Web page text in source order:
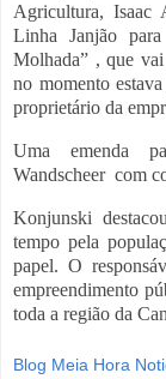
Agricultura, Isaac
Linha Janjão
Molhada” , que
no momento
proprietário da
Uma emenda
Wandscheer com
Konjunski
tempo pela
papel. O
empreendimento
toda a região da
Blog Meia Hora